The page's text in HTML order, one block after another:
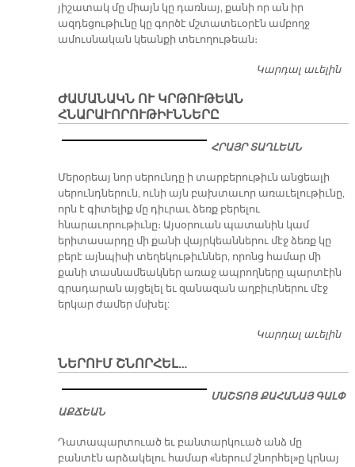
յիշատակ մը միայն կը դառնայ, քանի որ ան իր
ազդեցութիւնը կը գործէ մշտատեւօրէն ամբողջ
ամուսնական կեանքի տեւողութեան։
Կարդալ աւելին
ԺԱՄԱՆԱԿՆ ՈՒ ԿՐԹՈՒԹԵԱՆ
ՀՆԱՐԱՒՈՐՈՒԹԻՒՆՆԵՐԸ
ՀՐԱՅՐ ՏԱՂԼԵԱՆ
Մերօրեայ նոր սերունդը ի տարբերութիւն անցեալի
սերունդներուն, ունի այն բախտաւոր առաւելութիւնը,
որն է գիտելիք մը դիւրաւ ձեռք բերելու
հնարաւորութիւնը։ Այսօրուան պատանին կամ
երիտասարդը մի քանի վայրկեաններու մէջ ձեռք կը
բերէ այնպիսի տեղեկութիւններ, որոնց համար մի
քանի տասնամեակներ առաջ ապրողները պարտէին
գրադարան այցելել եւ զանազան աղբիւրներու մէջ
երկար ժամեր մսխել:
Կարդալ աւելին
ՆԵՐՈՒՄ ՇՆՈՐՀԵԼ…
ՄԱՇՏՈՑ ՔԱՀԱՆԱՅ ԳԱԼՓ
ԱՔՃԵԱՆ
Դատապարտուած եւ բանտարկուած անձ մը
բանտէն արձակելու համար «ներում շնորհել»ը կրնայ